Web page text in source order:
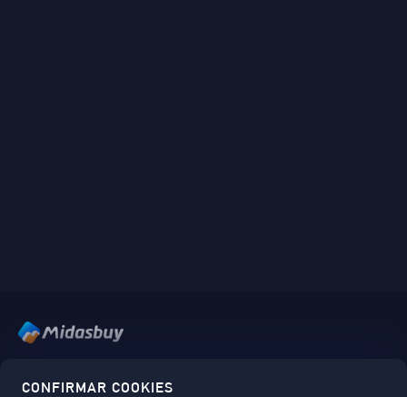
CONFIRMAR COOKIES
forma segura, rápida y divertida en Midasbuy.